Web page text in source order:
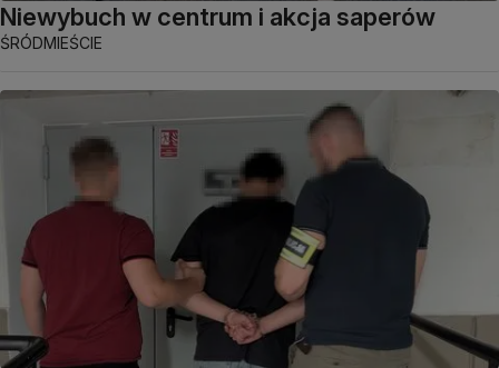
Niewybuch w centrum i akcja saperów
ŚRÓDMIEŚCIE